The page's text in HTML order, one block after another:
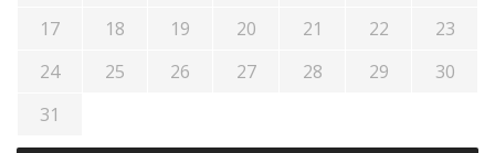
17
18 19 20 21 22
23
24
25 26 27 28 29
30
31